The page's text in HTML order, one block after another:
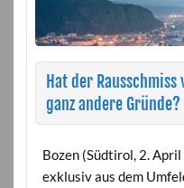
Hat der
ganz andere Gründe?
Bozen (Südtirol, 2.
exklusiv aus dem